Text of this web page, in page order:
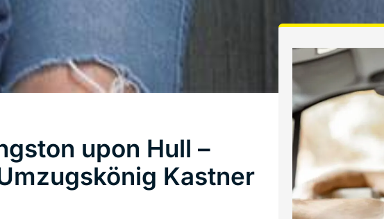
upon Hull –
Kastner